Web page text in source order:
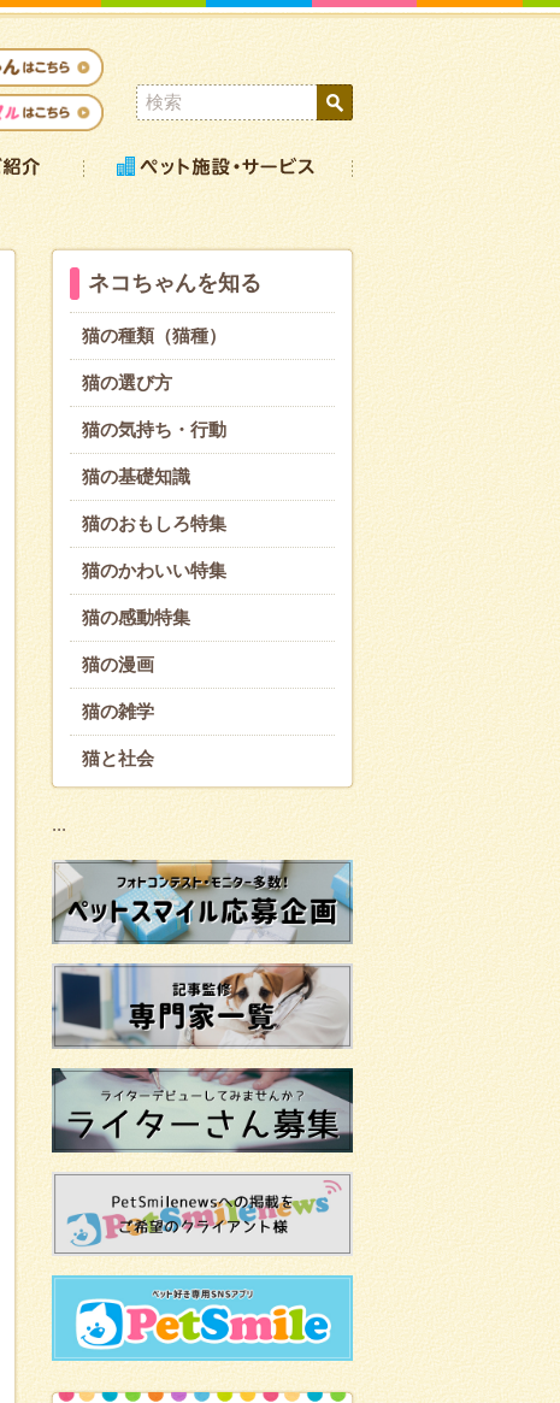
ネコちゃんを知る
猫の種類（猫種）
猫の選び方
猫の気持ち・行動
猫の基礎知識
猫のおもしろ特集
猫のかわいい特集
猫の感動特集
猫の漫画
猫の雑学
猫と社会
...